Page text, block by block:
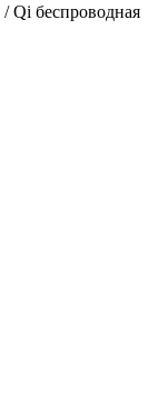
/ Qi беспроводная